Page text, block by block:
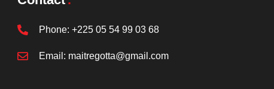
Phone: +225 05 54 99 03 68
Email: maitregotta@gmail.com